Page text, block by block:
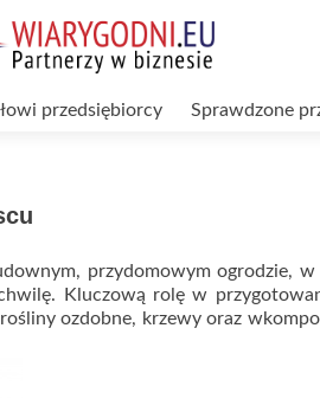
przedsiębiorcy Sprawdzone
przydomowym ogrodzie,
Kluczową rolę w
ozdobne, krzewy oraz